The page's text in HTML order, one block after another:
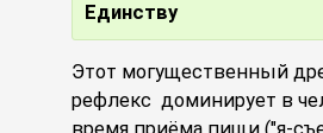
Единству
Этот могущественный
рефлекс доминирует в